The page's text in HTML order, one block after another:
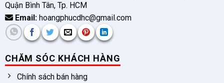
Quận Bình Tân, Tp. HCM
Email:hoangphucdhc@gmail.com
CHĂM SÓC KHÁCH HÀNG
Chính sách bán hàng